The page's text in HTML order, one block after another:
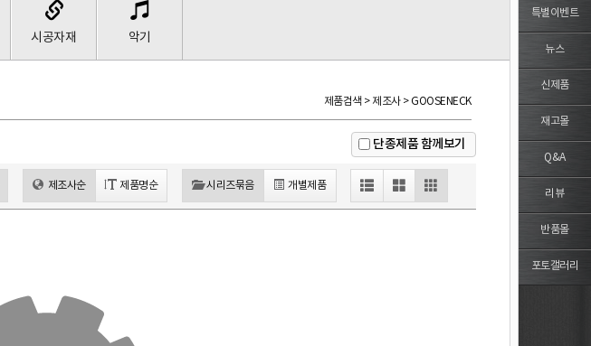
시공자재 악기
제품검색 > 제조사 > GOOSENECK
단종제품 함께보기
제조사순 제품명순 시리즈묶음 개별제품
특별이벤트
뉴스
신제품
재고몰
Q&A
리뷰
반품몰
포토갤러리